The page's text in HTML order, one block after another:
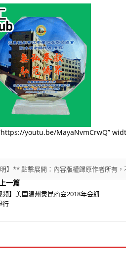
youtu.be/MayaNvmCrwQ”
】** 點擊展開：內容版權歸原作者所有，
一篇
频】美国温州灵昆商会2018年会紐
行